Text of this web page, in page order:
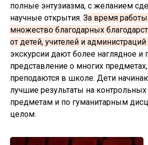
полные энтузиазма, с желанием
научные открытия. За время
множество благодарных
от детей, учителей и
экскурсии дают более наглядное и
представление о многих
преподаются в школе. Дети
лучшие результаты на контрольных
предметам и по гуманитарным
целом.